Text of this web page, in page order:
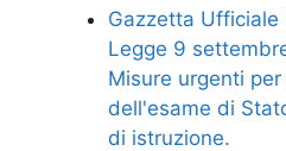
Gazzetta
Legge 9
Misure urgenti
dell'esame di
di istruzione.